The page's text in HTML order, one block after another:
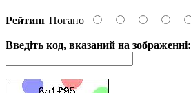
Рейтинг Погано
Введіть код, вказаний на зображенні: